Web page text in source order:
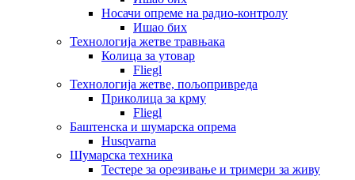
Носачи опреме на радио-контролу
Ишао бих
Технологија жетве травњака
Колица за утовар
Fliegl
Технологија жетве, пољопривреда
Приколица за крму
Fliegl
Баштенска и шумарска опрема
Husqvarna
Шумарска техника
Тестере за орезивање и тримери за живу